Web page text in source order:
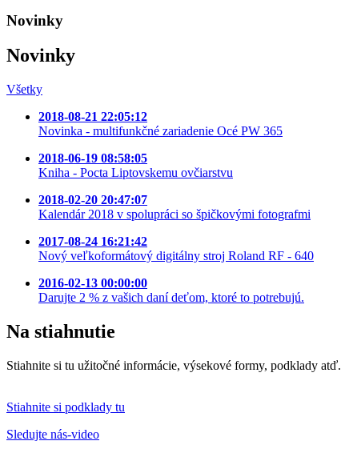
Novinky
Novinky
Všetky
2018-08-21 22:05:12
Novinka - multifunkčné zariadenie Océ PW 365
2018-06-19 08:58:05
Kniha - Pocta Liptovskemu ovčiarstvu
2018-02-20 20:47:07
Kalendár 2018 v spolupráci so špičkovými fotografmi
2017-08-24 16:21:42
Nový veľkoformátový digitálny stroj Roland RF - 640
2016-02-13 00:00:00
Darujte 2 % z vašich daní deťom, ktoré to potrebujú.
Na stiahnutie
Stiahnite si tu užitočné informácie, výsekové formy, podklady atď.
Stiahnite si podklady tu
Sledujte nás-video